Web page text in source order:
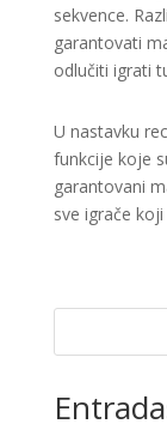
sekvence.
garantovati
odlučiti igrati
U nastavku
funkcije koje
garantovani
sve igrače